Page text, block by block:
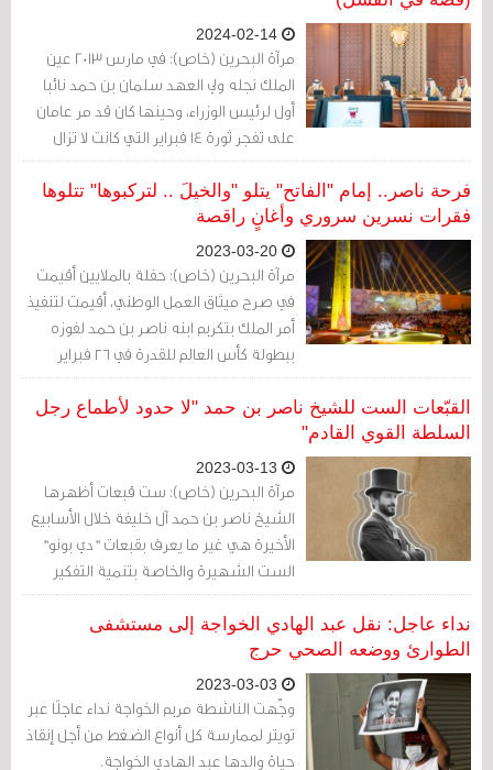
المركزي.
مرآة البحرين (خاص): في مارس 2013 عين
الملك نجله ولي العهد سلمان بن حمد نائبا
أول لرئيس الوزراء، وحينها كان قد مر عامان
على تفجر ثورة 14 فبراير التي كانت لا تزال
ملتهبة في الشارع.
فرحة ناصر.. إمام "الفاتح" يتلو "والخيلَ .. لتركبوها" تتلوها
فقرات نسرين سروري وأغانٍ راقصة
مرآة البحرين (خاص): حفلة بالملايين أقيمت
في صرح ميثاق العمل الوطني، أقيمت لتنفيذ
أمر الملك بتكريم ابنه ناصر بن حمد لفوزه
ببطولة كأس العالم للقدرة في ٢٦ فبراير
الماضي.
القبّعات الست للشيخ ناصر بن حمد "لا حدود لأطماع رجل
السلطة القوي القادم"
مرآة البحرين (خاص): ست قبعات أظهرها
الشيخ ناصر بن حمد آل خليفة خلال الأسابيع
الأخيرة هي غير ما يعرف بقبعات "دي بونو"
الست الشهيرة والخاصة بتنمية التفكير
والحس الإبداعي. إنها قبّعات رجل السلطة
الطامع والمتطلّع إلى البعيد.
نداء عاجل: نقل عبد الهادي الخواجة إلى مستشفى
الطوارئ ووضعه الصحي حرج
وجّهت الناشطة مريم الخواجة نداء عاجلًا عبر
تويتر لممارسة كل أنواع الضغط من أجل إنقاذ
حياة والدها عبد الهادي الخواجة.